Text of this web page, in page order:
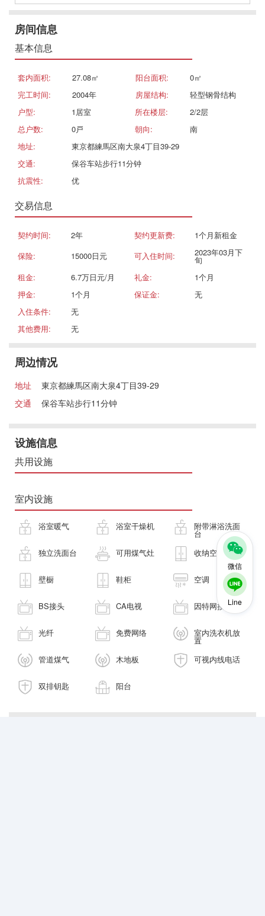
微信
Line
房间信息
基本信息
套内面积: 27.08㎡ 阳台面积:
0㎡
完工时间:
2004年 房屋结构:
轻型钢骨结构
户型:
1居室 所在楼层:
2/2层
总户数:
0戸 朝向:
南
地址:
東京都練馬区南大泉4丁目39-29
交通:
保谷车站步行11分钟
抗震性:
优
交易信息
契约时间: 2年 契约更新费:
1个月新租金
保险:
15000日元 可入住时间: 2023年03月下
旬
租金:
6.7万日元/月 礼金:
1个月
押金:
1个月 保证金:
无
入住条件:
无
其他费用:
无
周边情况
地址
東京都練馬区南大泉4丁目39-29
交通
保谷车站步行11分钟
设施信息
共用设施
室内设施
浴室暖气 浴室干燥机 附带淋浴洗面
台
独立洗面台
可用煤气灶 收纳空间
壁橱 鞋柜 空调
BS接头 CA电视 因特网接入
光纤 免费网络 室内洗衣机放
置
管道煤气
木地板 可视内线电话
双排钥匙 阳台